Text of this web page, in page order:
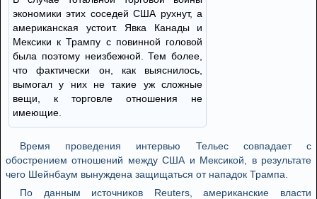
экономики этих соседей США рухнут, а
американская устоит. Явка Канады и
Мексики к Трампу с повинной головой
была поэтому неизбежной. Тем более,
что фактически он, как выяснилось,
вымогал у них не такие уж сложные
вещи, к торговле отношения не
имеющие.
Время проведения интервью Тельес совпадает с
обострением отношений между США и Мексикой, в результате
чего Шейнбаум вынуждена защищаться от нападок Трампа.
По данным источников Reuters, американские власти